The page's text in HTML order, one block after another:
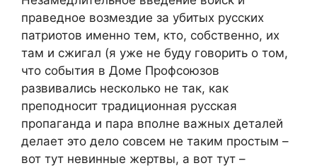
праведное возмездие за убитых русских
патриотов именно тем, кто, собственно, их
там и сжигал (я уже не буду говорить о том,
что события в Доме Профсоюзов
развивались несколько не так, как
преподносит традиционная русская
пропаганда и пара вполне важных деталей
делает это дело совсем не таким простым –
вот тут невинные жертвы, а вот тут –